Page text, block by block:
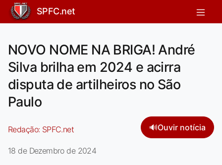
SPFC.net
NOVO NOME NA BRIGA! André
Silva brilha em 2024 e acirra
disputa de artilheiros no São
Paulo
Redação: SPFC.net 🔊Ouvir notícia
18 de Dezembro de 2024